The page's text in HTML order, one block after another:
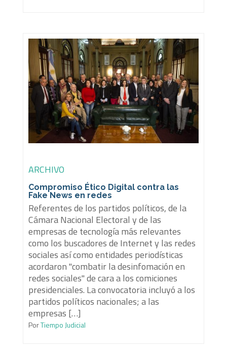
ARCHIVO
Compromiso Ético Digital contra las
Fake News en redes
Referentes de los partidos políticos, de la
Cámara Nacional Electoral y de las
empresas de tecnología más relevantes
como los buscadores de Internet y las redes
sociales así como entidades periodísticas
acordaron "combatir la desinfomación en
redes sociales" de cara a los comiciones
presidenciales. La convocatoria incluyó a los
partidos políticos nacionales; a las
empresas […]
PorTiempo Judicial